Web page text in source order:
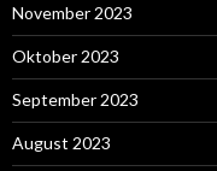
November 2023
Oktober 2023
September 2023
August 2023